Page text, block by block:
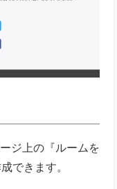
ジ上の『ルームを
できます。